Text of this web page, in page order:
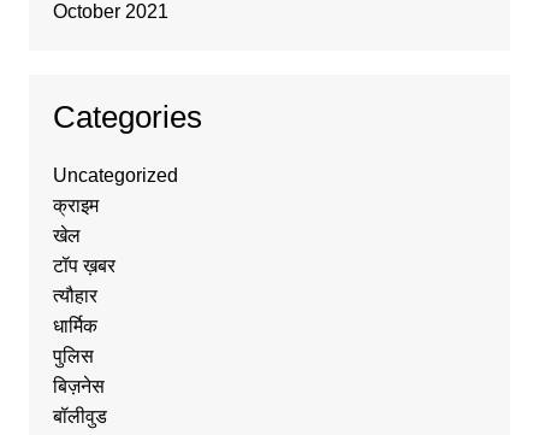
October 2021
Categories
Uncategorized
क्राइम
खेल
टॉप ख़बर
त्यौहार
धार्मिक
पुलिस
बिज़नेस
बॉलीवुड